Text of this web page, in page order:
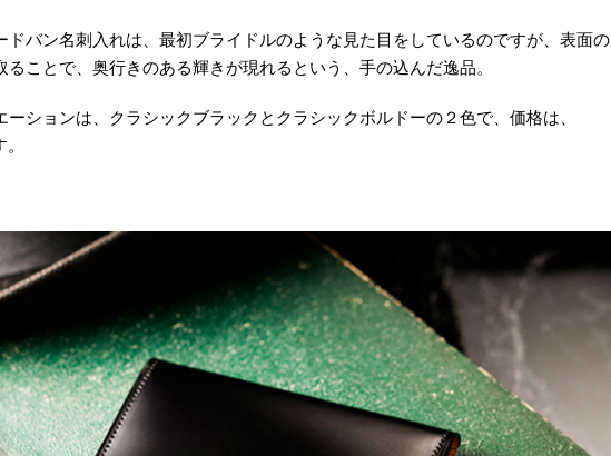
ドバン名刺入れは、最初ブライドルのような見た目をしているのですが、表面の
ることで、奥行きのある輝きが現れるという、手の込んだ逸品。
ーションは、クラシックブラックとクラシックボルドーの２色で、価格は、